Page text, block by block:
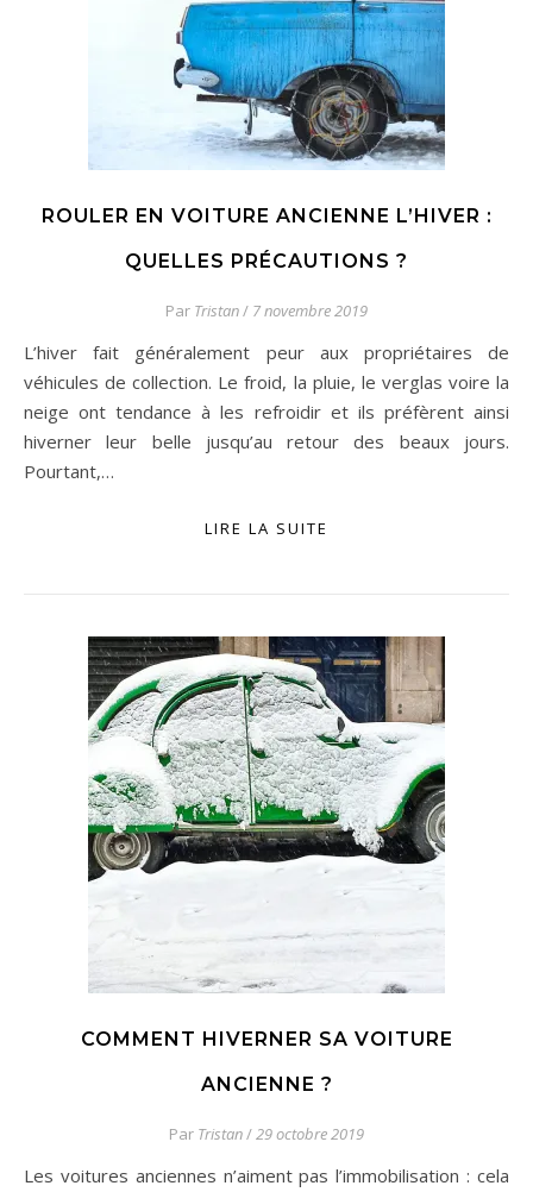
ROULER EN VOITURE ANCIENNE L’HIVER :
QUELLES PRÉCAUTIONS ?
Par Tristan/ 7 novembre 2019
L’hiver fait généralement peur aux propriétaires de
véhicules de collection. Le froid, la pluie, le verglas voire la
neige ont tendance à les refroidir et ils préfèrent ainsi
hiverner leur belle jusqu’au retour des beaux jours.
Pourtant,…
LIRE LA SUITE
COMMENT HIVERNER SA VOITURE
ANCIENNE ?
Par Tristan/29 octobre 2019
Les voitures anciennes n’aiment pas l’immobilisation : cela